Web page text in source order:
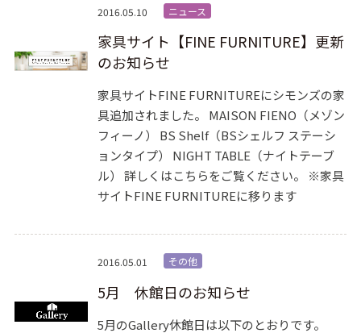
2016.05.10 ニュース
家具サイト【FINE FURNITURE】更新
のお知らせ
家具サイトFINE FURNITUREにシモンズの家
具追加されました。 MAISON FIENO（メゾン
フィーノ） BS Shelf（BSシェルフ ステーシ
ョンタイプ） NIGHT TABLE（ナイトテーブ
ル） 詳しくはこちらをご覧ください。 ※家具
サイトFINE FURNITUREに移ります
2016.05.01 その他
5月 休館日のお知らせ
5月のGallery休館日は以下のとおりです。